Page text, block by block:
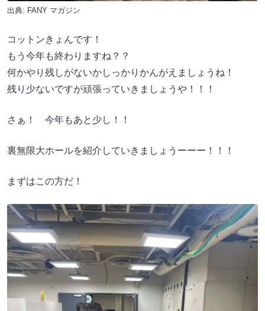
出典: FANY マガジン
コットンきょんです！
もう今年も終わりますね？？
何かやり残しがないかしっかりかんがえましょうね！
残り少ないですが頑張っていきましょうや！！！
さぁ！ 今年もあと少し！！
裏無限大ホールを紹介していきましょうーーー！！！
まずはこの方だ！